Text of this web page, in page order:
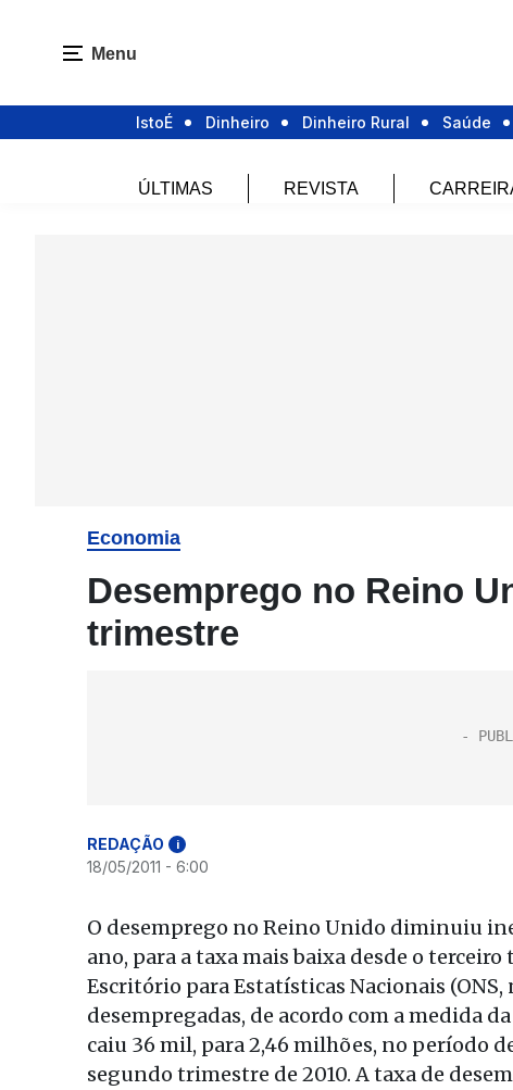
Menu
IstoÉ Dinheiro Dinheiro Rural Saúde
ÚLTIMAS REVISTA
Economia
Desemprego no Reino
trimestre
REDAÇÃO i
18/05/2011 - 6:00
O desemprego no Reino Unido diminuiu
ano, para a taxa mais baixa desde o
Escritório para Estatísticas Nacionais
desempregadas, de acordo com a medida
caiu 36 mil, para 2,46 milhões, no período
segundo trimestre de 2010. A taxa de